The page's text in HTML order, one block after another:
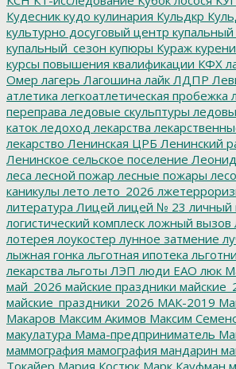
Кудесник кудо кулинария Кульдкр
культурно досуговый центр купальный
купальный_сезон купюры Кураж
курсы повышения квалификации КФХ
Омер лагерь Лагошина лайк ЛДПР
атлетика легкоатлетическая пробежка
переправа ледовые скульптуры
каток ледоход лекарства
лекарство Ленинская ЦРБ Ленинский
Ленинское сельское поселение
леса лесной пожар лесные пожары
каникулы лето лето_2026
литература Лицей лицей № 23 личный
логистический комплеск ложный вызов
лотерея лоукостер лунное затмение
лыжная гонка льготная ипотека
лекарства льготы ЛЭП люди ЕАО люк
май_2026 майские праздники
майские_праздники_2026 МАК-2019
Макаров Максим Акимов Максим
макулатура Мама-предприниматель
маммография мамография мандарин
Токайер Мария Костюк Марк Кауфман